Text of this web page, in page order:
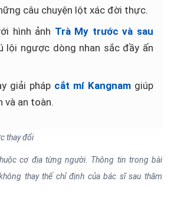
câu chuyện lột xác đời thực.
hình ảnh Trà My trước và sau
lội ngược dòng nhan sắc đầy ấn
giải pháp cắt mí Kangnam giúp
và an toàn.
thay đổi
cơ địa từng người. Thông tin trong bài
thay thế chỉ định của bác sĩ sau thăm